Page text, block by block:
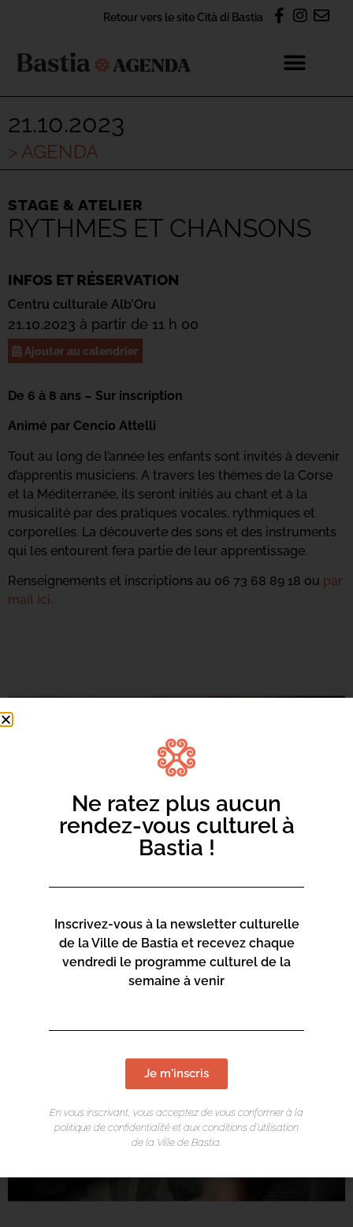
Retour vers le site Cità di Bastia
21.10.2023
> AGENDA
STAGE & ATELIER
RYTHMES ET CHANSONS
INFOS ET RÉSERVATION
Centru culturale Alb’Oru
21.10.2023 à partir de 11 h 00
Ajouter au calendrier
De 6 à 8 ans – Sur inscription
Animé par Cencio Attelli
Tout au long de l’année les enfants sont invités à devenir
d’apprentis musiciens. A travers les thèmes de la Corse
et la Méditerranée, ils seront initiés au chant et à la
musicalité par des pratiques vocales, rythmiques et
corporelles. La découverte des sons et des instruments
qui les entourent fera partie de leur apprentissage.
Renseignements et inscriptions au 06 73 68 89 18 ou par
mail ici.
Ne ratez plus aucun
rendez-vous culturel à
Bastia !
Inscrivez-vous à la newsletter culturelle
de la Ville de Bastia et recevez chaque
vendredi le programme culturel de la
semaine à venir
Je m'inscris
En vous inscrivant, vous acceptez de vous conformer à la
politique de confidentialité et aux conditions d’utilisation
de la Ville de Bastia.